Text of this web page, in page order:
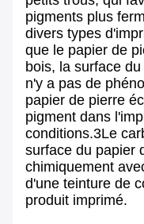
pigments plus
divers types
que le papier de
bois, la surface
n'y a pas de
papier de pierre
pigment dans
conditions.3Le
surface du papier
chimiquement
d'une teinture de
produit imprimé.